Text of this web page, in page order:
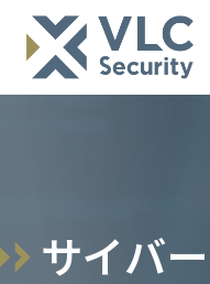
サイバー